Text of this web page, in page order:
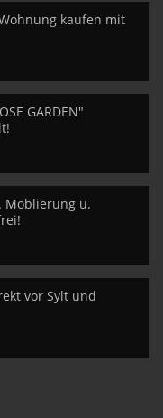
Wohnung kaufen mit
GARDEN"
Möblierung u.
vor Sylt und